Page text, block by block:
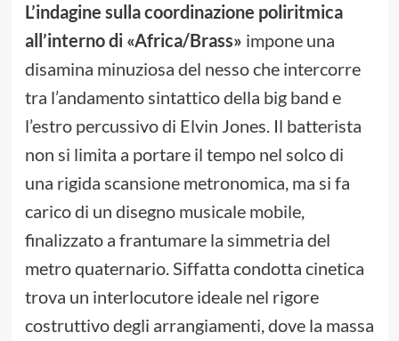
L’indagine sulla coordinazione poliritmica
all’interno di «Africa/Brass» impone una
disamina minuziosa del nesso che intercorre
tra l’andamento sintattico della big band e
l’estro percussivo di Elvin Jones. Il batterista
non si limita a portare il tempo nel solco di
una rigida scansione metronomica, ma si fa
carico di un disegno musicale mobile,
finalizzato a frantumare la simmetria del
metro quaternario. Siffatta condotta cinetica
trova un interlocutore ideale nel rigore
costruttivo degli arrangiamenti, dove la massa